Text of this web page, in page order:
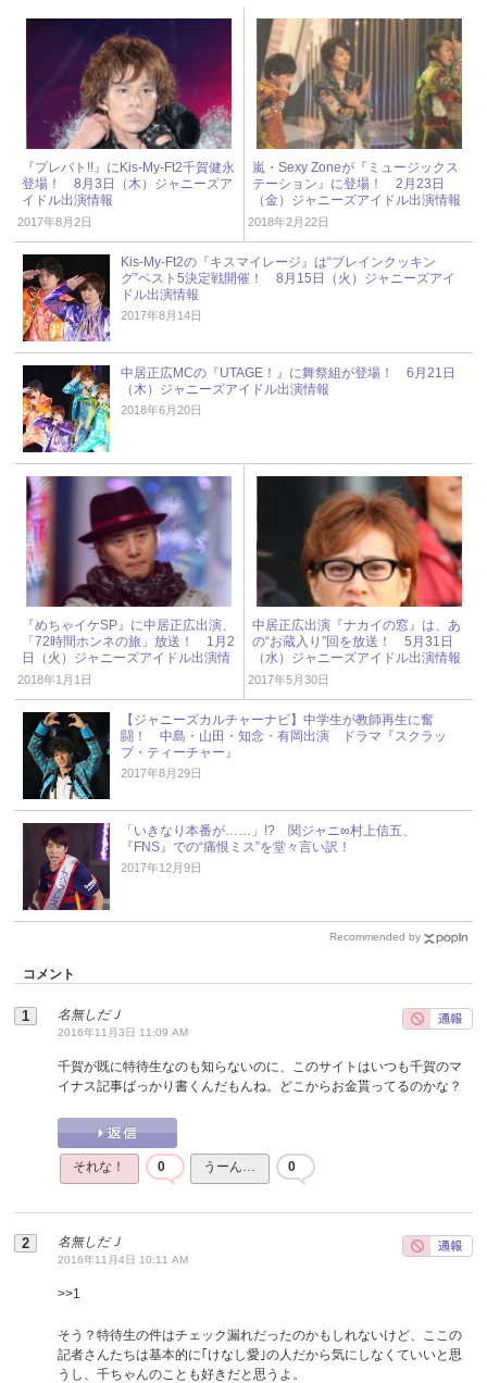
『プレバト!!』にKis-My-Ft2千賀健永
登場！ 8月3日（木）ジャニーズア
イドル出演情報
2017年8月2日
嵐・Sexy Zoneが『ミュージックス
テーション』に登場！ 2月23日
（金）ジャニーズアイドル出演情報
2018年2月22日
Kis-My-Ft2の『キスマイレージ』は“ブレインクッキン
グ”ベスト5決定戦開催！ 8月15日（火）ジャニーズアイ
ドル出演情報
2017年8月14日
中居正広MCの『UTAGE！』に舞祭組が登場！ 6月21日
（木）ジャニーズアイドル出演情報
2018年6月20日
『めちゃイケSP』に中居正広出演、
「72時間ホンネの旅」放送！ 1月2
日（火）ジャニーズアイドル出演情
報
2018年1月1日
中居正広出演『ナカイの窓』は、あ
の“お蔵入り”回を放送！ 5月31日
（水）ジャニーズアイドル出演情報
2017年5月30日
【ジャニーズカルチャーナビ】中学生が教師再生に奮
闘！ 中島・山田・知念・有岡出演 ドラマ『スクラッ
プ・ティーチャー』
2017年8月29日
「いきなり本番が……」!? 関ジャニ∞村上信五、
『FNS』での“痛恨ミス”を堂々言い訳！
2017年12月9日
Recommended by
コメント
名無しだＪ
2016年11月3日 11:09 AM
千賀が既に特待生なのも知らないのに、このサイトはいつも千賀のマ
イナス記事ばっかり書くんだもんね。どこからお金貰ってるのかな？
それな！ 0 うーん… 0
名無しだＪ
2016年11月4日 10:11 AM
>>1
そう？特待生の件はチェック漏れだったのかもしれないけど、ここの
記者さんたちは基本的に｢けなし愛｣の人だから気にしなくていいと思
うし、千ちゃんのことも好きだと思うよ。